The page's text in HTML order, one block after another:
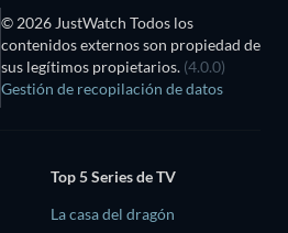
© 2026 JustWatch Todos los
contenidos externos son propiedad de
sus legítimos propietarios. (4.0.0)
Gestión de recopilación de datos
Top 5 Series de TV
La casa del dragón